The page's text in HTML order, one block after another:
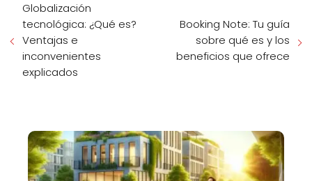
Globalización
tecnológica: ¿Qué es?
Ventajas e
inconvenientes
explicados
Booking Note: Tu guía
sobre qué es y los
beneficios que ofrece